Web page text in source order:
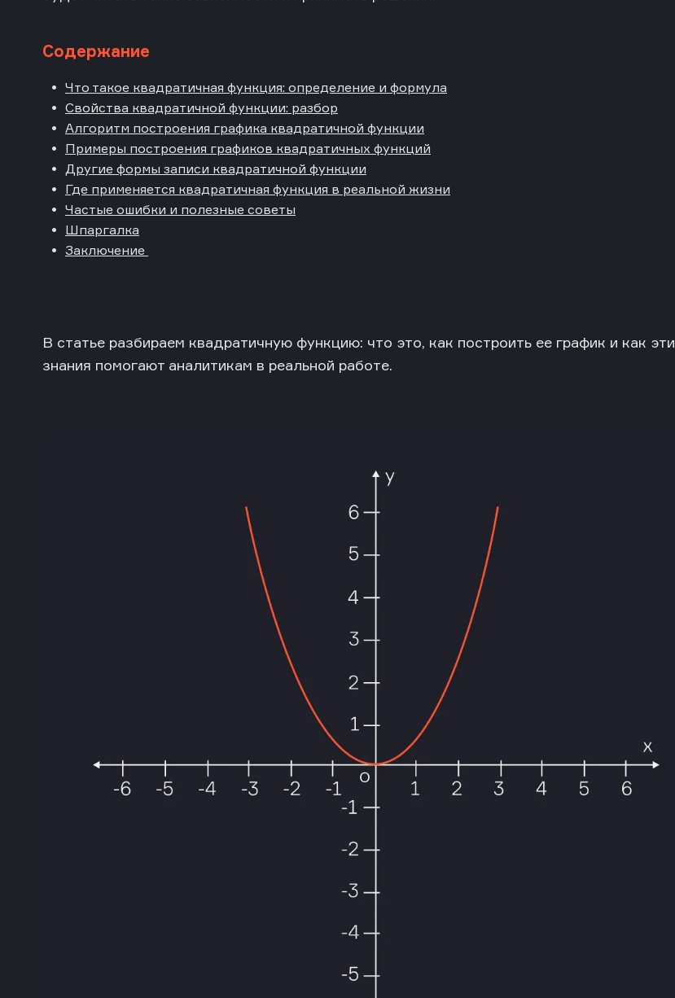
Содержание
Что такое квадратичная функция: определение и формула
Свойства квадратичной функции: разбор
Алгоритм построения графика квадратичной функции
Примеры построения графиков квадратичных функций
Другие формы записи квадратичной функции
Где применяется квадратичная функция в реальной жизни
Частые ошибки и полезные советы
Шпаргалка
Заключение
В статье разбираем квадратичную функцию: что это, как построить ее график и как эти
знания помогают аналитикам в реальной работе.